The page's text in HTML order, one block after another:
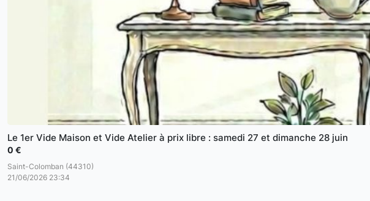
Le 1er Vide Maison et Vide Atelier à prix libre : samedi 27 et dimanche 28 juin
0 €
Saint-Colomban (44310)
21/06/2026 23:34